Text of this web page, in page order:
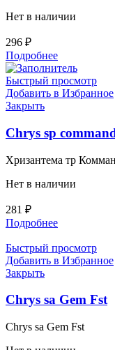
Нет в наличии
296 ₽
Подробнее
Быстрый просмотр
Добавить в Избранное
Закрыть
Chrys sp
Хризантема тр
Нет в наличии
281 ₽
Подробнее
Быстрый просмотр
Добавить в Избранное
Закрыть
Chrys sa Gem Fst
Chrys sa Gem Fst